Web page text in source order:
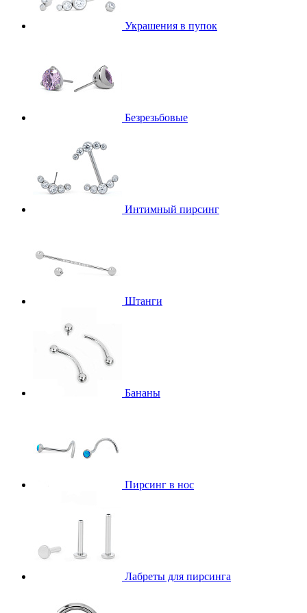
Украшения в пупок
Безрезьбовые
Интимный пирсинг
Штанги
Бананы
Пирсинг в нос
Лабреты для пирсинга